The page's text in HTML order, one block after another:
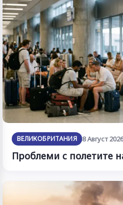
ВЕЛИКОБРИТАНИЯ 8 Август
Проблеми с полетите